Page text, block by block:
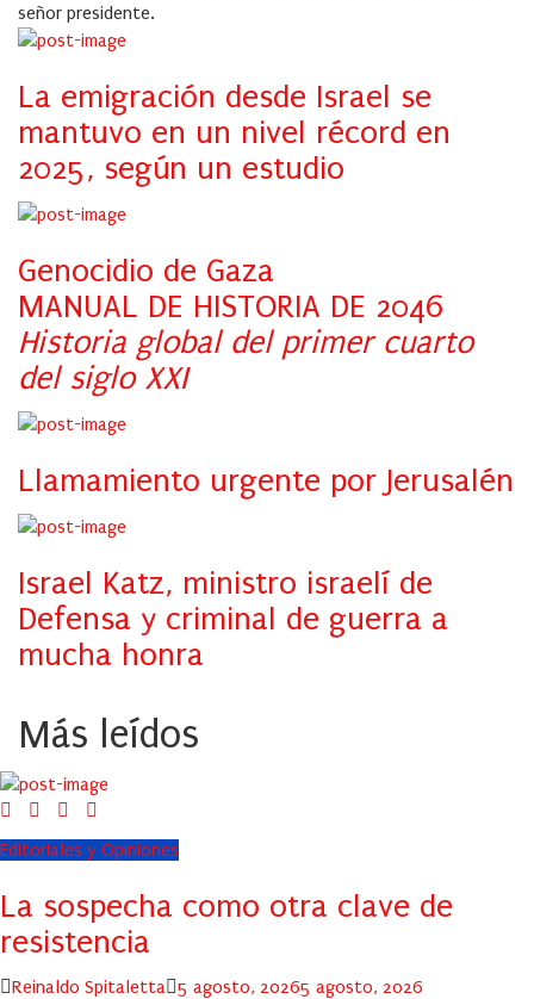
señor presidente.
La emigración desde Israel se
mantuvo en un nivel récord en
2025, según un estudio
Genocidio de Gaza
MANUAL DE HISTORIA DE 2046
Historia global del primer cuarto
del siglo XXI
Llamamiento urgente por Jerusalén
Israel Katz, ministro israelí de
Defensa y criminal de guerra a
mucha honra
Más leídos
Editoriales y Opiniones
La sospecha como otra clave de
resistencia
Author
Reinaldo Spitaletta Posted
5 agosto, 20265 agosto, 2026